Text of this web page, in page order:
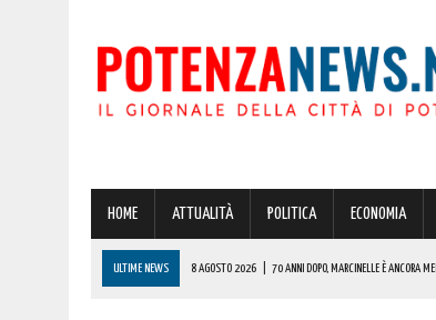
HOME ATTUALITÀ POLITICA ECONOMIA
ULTIME NEWS 8 AGOSTO 2026 70 ANNI DOPO, MARCINELLE È ANCORA